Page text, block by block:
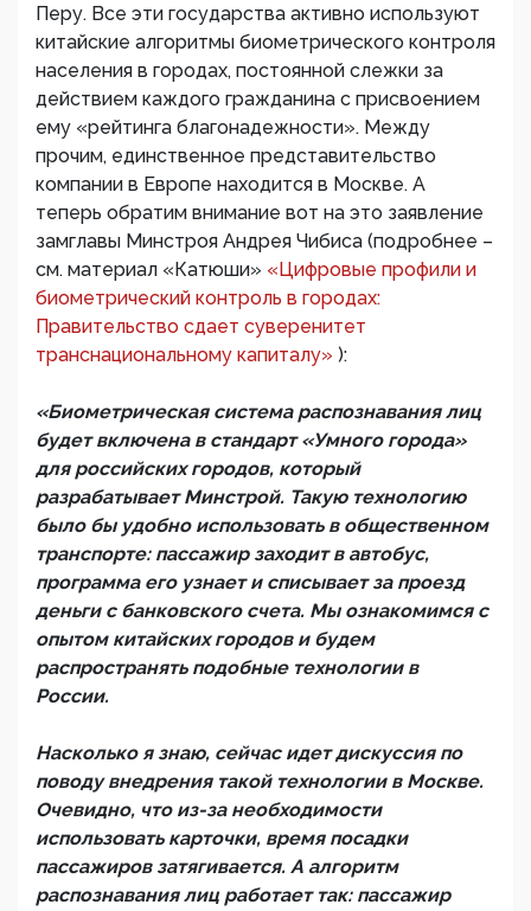
Перу. Все эти государства активно используют
китайские алгоритмы биометрического контроля
населения в городах, постоянной слежки за
действием каждого гражданина с присвоением
ему «рейтинга благонадежности». Между
прочим, единственное представительство
компании в Европе находится в Москве. А
теперь обратим внимание вот на это заявление
замглавы Минстроя Андрея Чибиса (подробнее –
см. материал «Катюши» «Цифровые профили и
биометрический контроль в городах:
Правительство сдает суверенитет
транснациональному капиталу» ):
«Биометрическая система распознавания лиц
будет включена в стандарт «Умного города»
для российских городов, который
разрабатывает Минстрой. Такую технологию
было бы удобно использовать в общественном
транспорте: пассажир заходит в автобус,
программа его узнает и списывает за проезд
деньги с банковского счета. Мы ознакомимся с
опытом китайских городов и будем
распространять подобные технологии в
России.
Насколько я знаю, сейчас идет дискуссия по
поводу внедрения такой технологии в Москве.
Очевидно, что из-за необходимости
использовать карточки, время посадки
пассажиров затягивается. А алгоритм
распознавания лиц работает так: пассажир